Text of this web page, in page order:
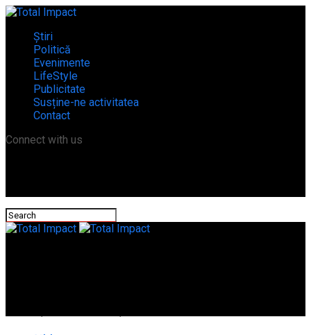
Știri
Politică
Evenimente
LifeStyle
Publicitate
Susține-ne activitatea
Contact
Connect with us